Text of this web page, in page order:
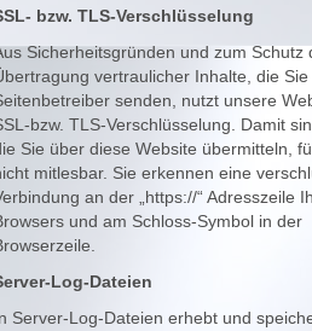
bzw. TLS-Verschlüsselung
Sicherheitsgründen und zum Schutz
vertraulicher Inhalte, die
senden, nutzt unsere
bzw. TLS-Verschlüsselung. Damit
Sie über diese Website übermitteln,
mitlesbar. Sie erkennen eine
an der „https://“ Adresszeile
und am Schloss-Symbol in der
Log-Dateien
Server-Log-Dateien erhebt und